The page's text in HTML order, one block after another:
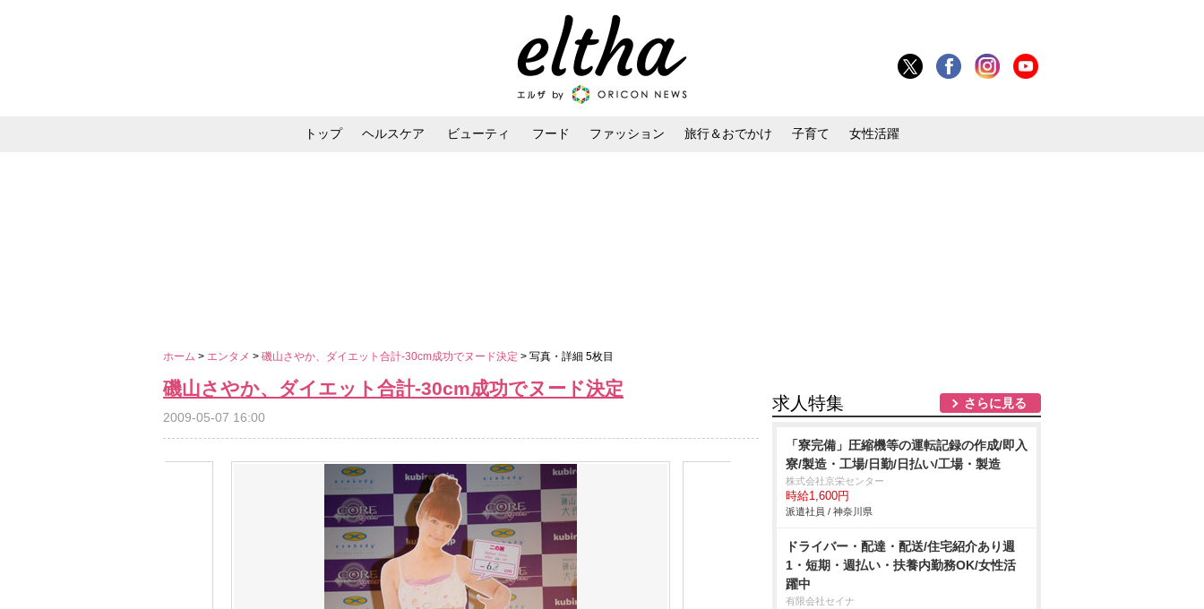
トップ ヘルスケア ビューティ フード ファッション 旅行＆おでかけ 子育て 女性活躍
ホーム > エンタメ > 磯山さやか、ダイエット合計-30cm成功でヌード決定 > 写真・詳細 5枚目
磯山さやか、ダイエット合計-30cm成功でヌード決定
2009-05-07 16:00
求人特集 さらに見る
「寮完備」圧縮機等の運転記録の作成/即入
寮/製造・工場/日勤/日払い/工場・製造
株式会社京栄センター
時給1,600円
派遣社員 / 神奈川県
ドライバー・配達・配送/住宅紹介あり週
1・短期・週払い・扶養内勤務OK/女性活
躍中
有限会社セイナ